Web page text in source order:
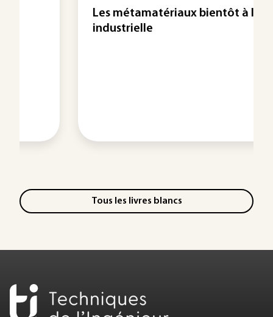
Les métamatériaux bientôt à l'ère
industrielle
Tous les livres blancs